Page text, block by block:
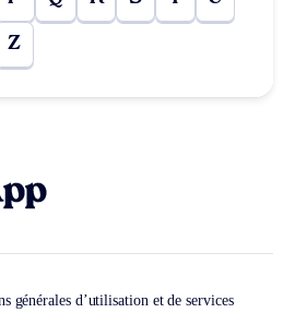
Z
générales d’utilisation et de services